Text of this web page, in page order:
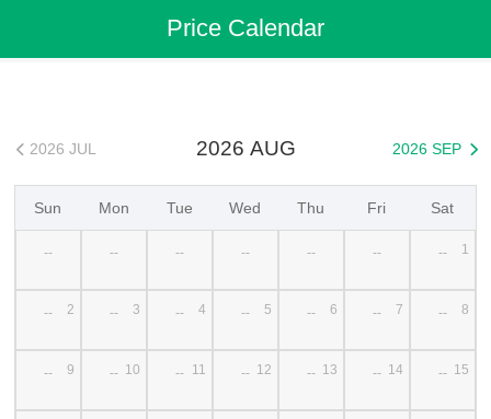
Yangzhou (Taizhou) to Tianjin Cheap Flights
Price Calendar
2026 AUG
 2026 JUL 2026 SEP 
Sun Mon Tue Wed Thu Fri Sat
-- -- -- -- -- -- -- 1
-- 2 -- 3 -- 4 -- 5 -- 6 -- 7 -- 8
-- 9 -- 10 -- 11 -- 12 -- 13 -- 14 -- 15